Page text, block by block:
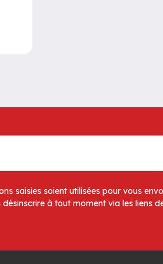
saisies soient utilisées pour vous
à tout moment via les liens